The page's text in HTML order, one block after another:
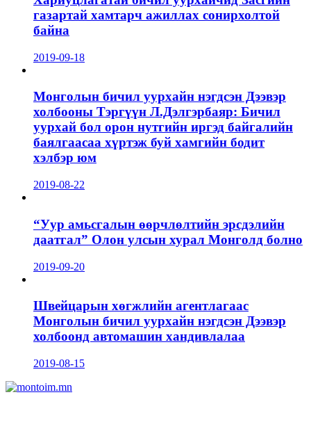
газартай хамтарч ажиллах сонирхолтой
байна
2019-09-18
Монголын бичил уурхайн нэгдсэн Дээвэр
холбооны Тэргүүн Л.Дэлгэрбаяр: Бичил
уурхай бол орон нутгийн иргэд байгалийн
баялгаасаа хүртэж буй хамгийн бодит
хэлбэр юм
2019-08-22
“Уур амьсгалын өөрчлөлтийн эрсдэлийн
даатгал” Олон улсын хурал Монголд болно
2019-09-20
Швейцарын хөгжлийн агентлагаас
Монголын бичил уурхайн нэгдсэн Дээвэр
холбоонд автомашин хандивлалаа
2019-08-15